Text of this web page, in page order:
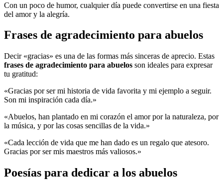
Con un poco de humor, cualquier día puede convertirse en una fiesta
del amor y la alegría.
Frases de agradecimiento para abuelos
Decir «gracias» es una de las formas más sinceras de aprecio. Estas
frases de agradecimiento para abuelos son ideales para expresar
tu gratitud:
«Gracias por ser mi historia de vida favorita y mi ejemplo a seguir.
Son mi inspiración cada día.»
«Abuelos, han plantado en mi corazón el amor por la naturaleza, por
la música, y por las cosas sencillas de la vida.»
«Cada lección de vida que me han dado es un regalo que atesoro.
Gracias por ser mis maestros más valiosos.»
Poesías para dedicar a los abuelos